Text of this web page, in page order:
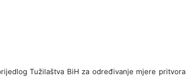
Tužilaštva BiH za određivanje mjere pritvora